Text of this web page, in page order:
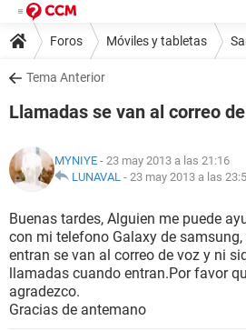
Foros Móviles y tabletas
Tema Anterior
Llamadas se van al correo
MYNIYE - 23 may 2013 a las 21:16
LUNAVAL - 23 may 2013 a las
Buenas tardes, Alguien me puede
con mi telefono Galaxy de
entran se van al correo de voz y ni
llamadas cuando entran.Por favor
agradezco.
Gracias de antemano